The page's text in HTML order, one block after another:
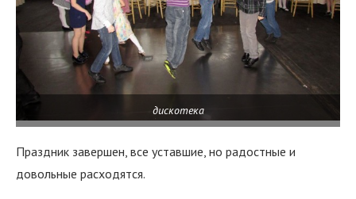
дискотека
Праздник завершен, все уставшие, но радостные и
довольные расходятся.